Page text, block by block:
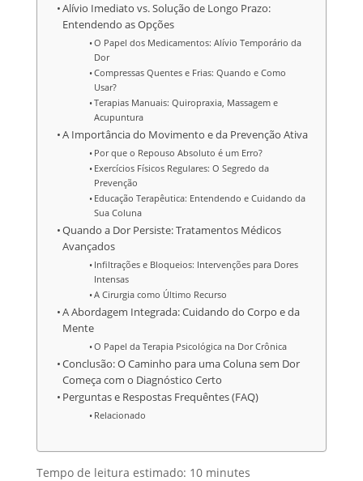
Alívio Imediato vs. Solução de Longo Prazo:
Entendendo as Opções
O Papel dos Medicamentos: Alívio Temporário da
Dor
Compressas Quentes e Frias: Quando e Como
Usar?
Terapias Manuais: Quiropraxia, Massagem e
Acupuntura
A Importância do Movimento e da Prevenção Ativa
Por que o Repouso Absoluto é um Erro?
Exercícios Físicos Regulares: O Segredo da
Prevenção
Educação Terapêutica: Entendendo e Cuidando da
Sua Coluna
Quando a Dor Persiste: Tratamentos Médicos
Avançados
Infiltrações e Bloqueios: Intervenções para Dores
Intensas
A Cirurgia como Último Recurso
A Abordagem Integrada: Cuidando do Corpo e da
Mente
O Papel da Terapia Psicológica na Dor Crônica
Conclusão: O Caminho para uma Coluna sem Dor
Começa com o Diagnóstico Certo
Perguntas e Respostas Frequêntes (FAQ)
Relacionado
Tempo de leitura estimado: 10 minutes